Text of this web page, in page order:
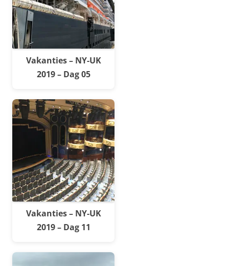
Vakanties – NY-UK
2019 – Dag 05
Vakanties – NY-UK
2019 – Dag 11